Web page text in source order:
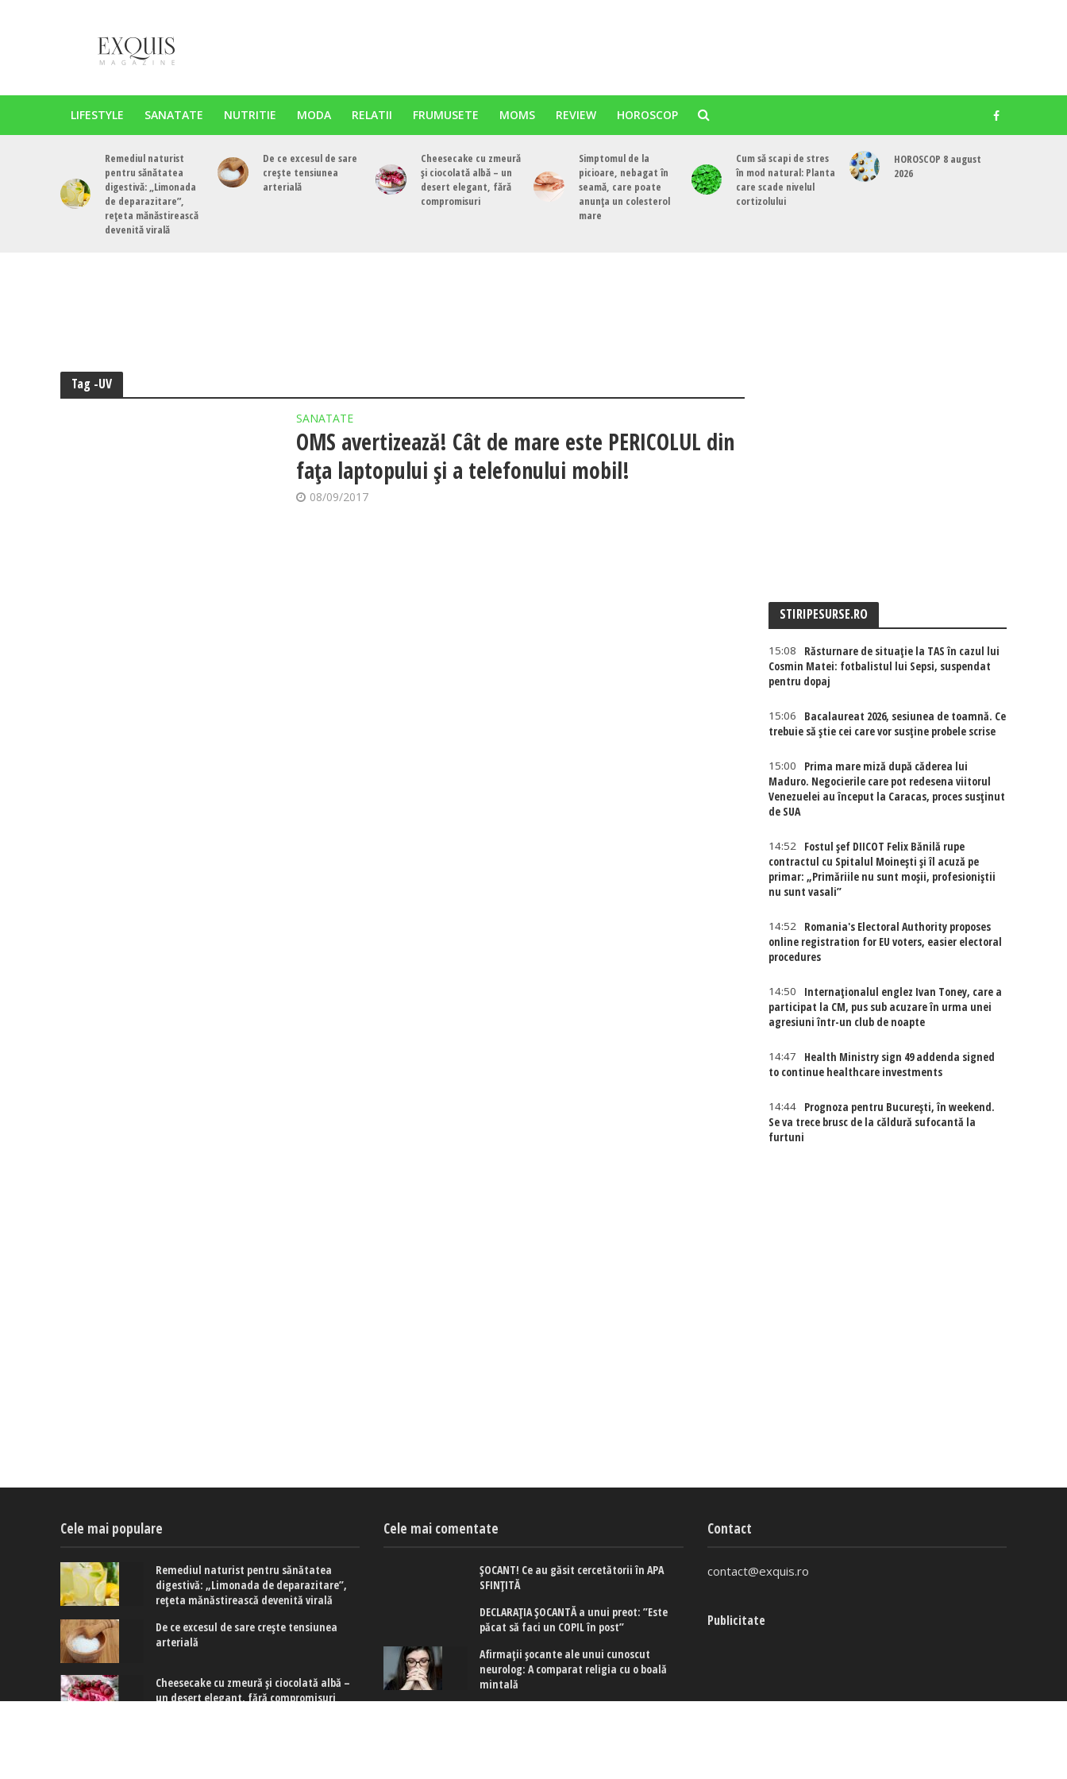
LIFESTYLE SANATATE NUTRITIE MODA RELATII FRUMUSETE MOMS REVIEW HOROSCOP
Remediul naturist
pentru sănătatea
digestivă: „Limonada
de deparazitare”,
rețeta mănăstirească
devenită virală
De ce excesul de sare
crește tensiunea
arterială
Cheesecake cu zmeură
și ciocolată albă – un
desert elegant, fără
compromisuri
Simptomul de la
picioare, nebagat în
seamă, care poate
anunța un colesterol
mare
Cum să scapi de stres
în mod natural: Planta
care scade nivelul
cortizolului
HOROSCOP 8 august
2026
Tag -UV
SANATATE
OMS avertizează! Cât de mare este PERICOLUL din
faţa laptopului și a telefonului mobil!
08/09/2017
STIRIPESURSE.RO
15:08
Răsturnare de situație la TAS în cazul lui
Cosmin Matei: fotbalistul lui Sepsi, suspendat
pentru dopaj
15:06
Bacalaureat 2026, sesiunea de toamnă. Ce
trebuie să știe cei care vor susține probele scrise
15:00
Prima mare miză după căderea lui
Maduro. Negocierile care pot redesena viitorul
Venezuelei au început la Caracas, proces susținut
de SUA
14:52
Fostul șef DIICOT Felix Bănilă rupe
contractul cu Spitalul Moinești și îl acuză pe
primar: „Primăriile nu sunt moșii, profesioniștii
nu sunt vasali”
14:52
Romania's Electoral Authority proposes
online registration for EU voters, easier electoral
procedures
14:50
Internaţionalul englez Ivan Toney, care a
participat la CM, pus sub acuzare în urma unei
agresiuni într-un club de noapte
14:47
Health Ministry sign 49 addenda signed
to continue healthcare investments
14:44
Prognoza pentru București, în weekend.
Se va trece brusc de la căldură sufocantă la
furtuni
Cele mai populare
Remediul naturist pentru sănătatea
digestivă: „Limonada de deparazitare”,
rețeta mănăstirească devenită virală
De ce excesul de sare crește tensiunea
arterială
Cheesecake cu zmeură și ciocolată albă –
un desert elegant, fără compromisuri
Cele mai comentate
ȘOCANT! Ce au găsit cercetătorii în APA
SFINȚITĂ
DECLARAȚIA ȘOCANTĂ a unui preot: ”Este
păcat să faci un COPIL în post”
Afirmaţii şocante ale unui cunoscut
neurolog: A comparat religia cu o boală
mintală
Contact
contact@exquis.ro
Publicitate